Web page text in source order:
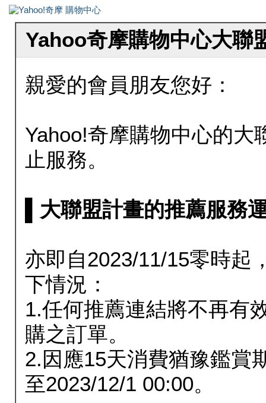
Yahoo奇摩購物中心大聯
親愛的會員朋友您好：
Yahoo!奇摩購物中心的大
止服務。
▌大聯盟計畫的推薦服務
亦即自2023/11/15零時起
下情況：
1.任何推薦連結將不再有
購之訂單。
2.因應15天消費猶豫鑑賞
至2023/12/1 00:00。